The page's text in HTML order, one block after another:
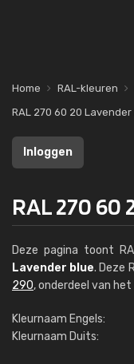
Home RAL-kleuren
RAL 270 60 20 Lavender
Inloggen
RAL 270 60
Deze pagina toont
Lavender blue. Deze
290, onderdeel van
Kleurnaam Engels:
Kleurnaam Duits: